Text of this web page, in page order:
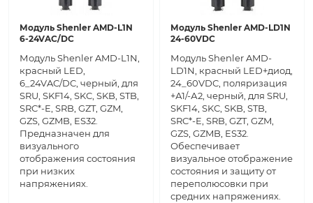
Модуль Shenler AMD-L1N
6-24VAC/DC
Модуль Shenler AMD-L1N,
красный LED,
6_24VAC/DC, черный, для
SRU, SKF14, SKC, SKB, STB,
SRC*-E, SRB, GZT, GZM,
GZS, GZMB, ES32.
Предназначен для
визуального
отображения состояния
при низких
напряжениях.
Модуль Shenler AMD-LD1N
24-60VDC
Модуль Shenler AMD-
LD1N, красный LED+диод,
24_60VDC, поляризация
+А1/-А2, черный, для SRU,
SKF14, SKC, SKB, STB,
SRC*-E, SRB, GZT, GZM,
GZS, GZMB, ES32.
Обеспечивает
визуальное отображение
состояния и защиту от
переполюсовки при
средних напряжениях.